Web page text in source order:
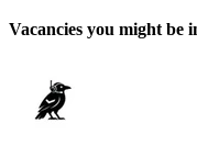
Vacancies you might be